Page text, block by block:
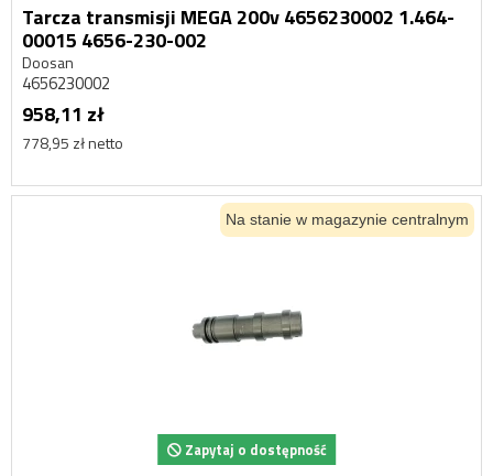
Tarcza transmisji MEGA 200v 4656230002 1.464-
00015 4656-230-002
Doosan
4656230002
958,11 zł
778,95 zł netto
Na stanie w magazynie centralnym
Zapytaj o dostępność